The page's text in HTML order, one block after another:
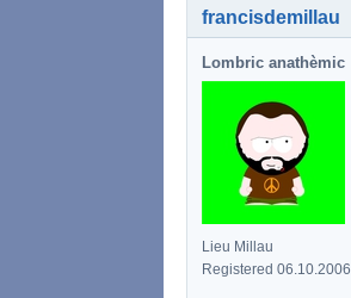
francisdemillau
Lombric anathèmic
Lieu Millau
Registered 06.10.2006